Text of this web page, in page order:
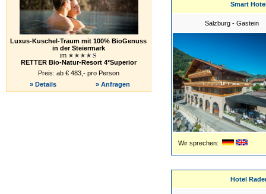
Luxus-Kuschel-Traum mit 100% BioGenuss
in der Steiermark
im
RETTER Bio-Natur-Resort 4*Superior
Preis: ab € 483,- pro Person
» Details
» Anfragen
Smart
Salzburg - Gastein
Wir sprechen:
Hotel